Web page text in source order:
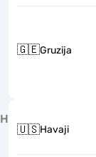
🇬🇪Gruzija
H
🇺🇸Havaji